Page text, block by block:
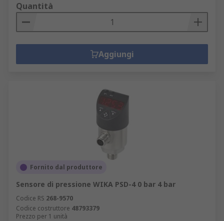
Quantità
Aggiungi
Fornito dal produttore
Sensore di pressione WIKA PSD-4 0 bar 4 bar
Codice RS 268-9570
Codice costruttore 48793379
Prezzo per 1 unità